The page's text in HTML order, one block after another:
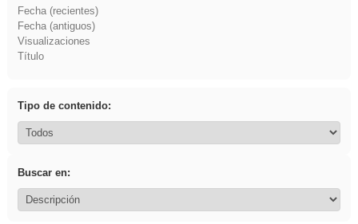
Fecha (recientes)
Fecha (antiguos)
Visualizaciones
Título
Tipo de contenido:
Buscar en: